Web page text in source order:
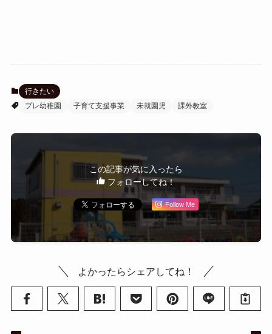
行きたい
プレ幼稚園
子育て支援事業 未就園児 課外教室
この記事が気に入ったら
フォローしてね！
Follow Me
よかったらシェアしてね！